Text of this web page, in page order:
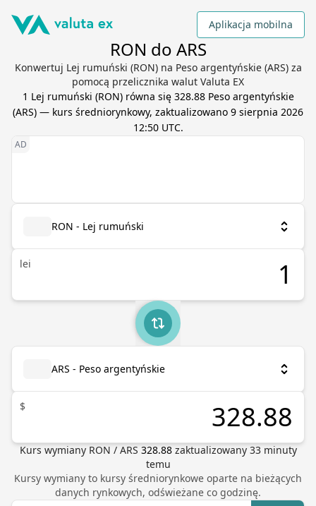
Aplikacja mobilna
RON do ARS
Konwertuj Lej rumuński (RON) na Peso argentyńskie (ARS) za
pomocą przelicznika walut Valuta EX
1 Lej rumuński (RON) równa się 328.88 Peso argentyńskie
(ARS) — kurs średniorynkowy, zaktualizowano 9 sierpnia 2026
12:50 UTC.
RON - Lej rumuński
lei
ARS - Peso argentyńskie
$
Kurs wymiany RON / ARS 328.88 zaktualizowany 33minuty
temu
Kursy wymiany to kursy średniorynkowe oparte na bieżących
danych rynkowych, odświeżane co godzinę.